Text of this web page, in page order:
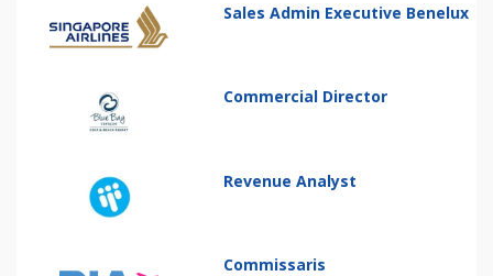
Sales Admin Executive Benelux
Commercial Director
Revenue Analyst
Commissaris